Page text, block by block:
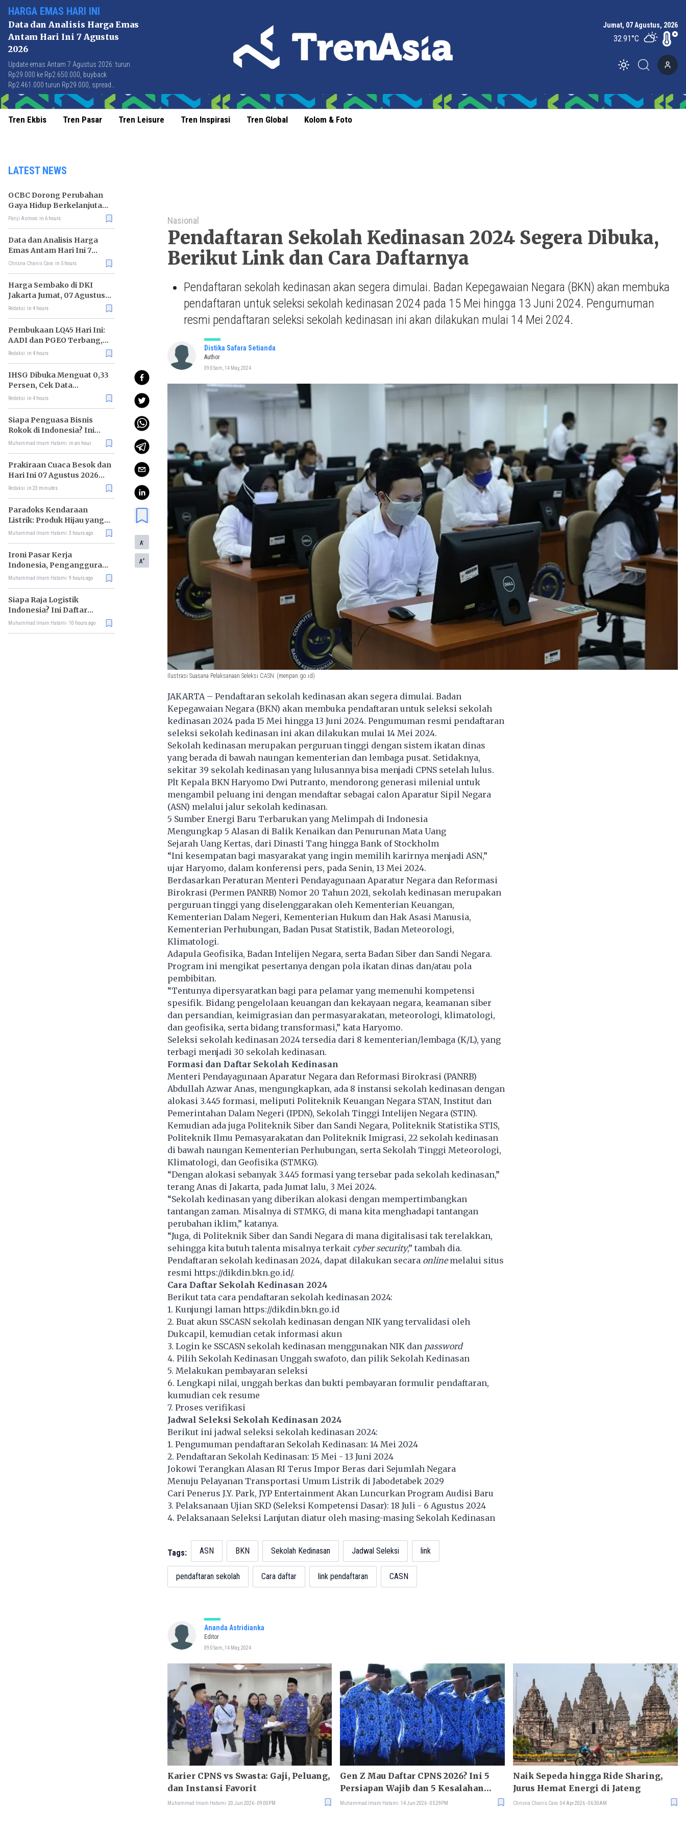
HARGA EMAS HARI INI
Data dan Analisis Harga Emas
Antam Hari Ini 7 Agustus
2026
Update emas Antam 7 Agustus 2026: turun
Rp29.000 ke Rp2.650.000, buyback
Rp2.461.000 turun Rp29.000, spread
Rp189.000 stabil di level terbaik sejak April
2026.
Jumat, 07 Agustus, 2026
32.91°C
Toggle theme
Tren Ekbis Tren Pasar Tren Leisure Tren Inspirasi Tren Global Kolom & Foto
LATEST NEWS
OCBC Dorong Perubahan
Gaya Hidup Berkelanjutan
melalui Program RISE
Panji Asmoro in 6 hours
Data dan Analisis Harga
Emas Antam Hari Ini 7
Agustus 2026
Chrisna Chanis Cara in 5 hours
Harga Sembako di DKI
Jakarta Jumat, 07 Agustus
2026, Daging Sapi Naik, Gas
Redaksi in 4 hours
Pembukaan LQ45 Hari Ini:
AADI dan PGEO Terbang,
HRTA Tiarap
Redaksi in 4 hours
IHSG Dibuka Menguat 0,33
Persen, Cek Data
Lengkapnya
Redaksi in 4 hours
Siapa Penguasa Bisnis
Rokok di Indonesia? Ini
Daftar Raja Industri
Muhammad Imam Hatami in an hour
Prakiraan Cuaca Besok dan
Hari Ini 07 Agustus 2026
untuk Wilayah DKI Jakarta
Redaksi in 23 minutes
Paradoks Kendaraan
Listrik: Produk Hijau yang
Ancam Hutan Tropis
Muhammad Imam Hatami 3 hours ago
Ironi Pasar Kerja
Indonesia, Pengangguran
Didominasi Lulusan SMK
Muhammad Imam Hatami 9 hours ago
Siapa Raja Logistik
Indonesia? Ini Daftar
Pemimpin Pasarnya
Muhammad Imam Hatami 10 hours ago
A-
A+
Nasional
Pendaftaran Sekolah Kedinasan 2024 Segera Dibuka,
Berikut Link dan Cara Daftarnya
Pendaftaran sekolah kedinasan akan segera dimulai. Badan Kepegawaian Negara (BKN) akan membuka
pendaftaran untuk seleksi sekolah kedinasan 2024 pada 15 Mei hingga 13 Juni 2024. Pengumuman
resmi pendaftaran seleksi sekolah kedinasan ini akan dilakukan mulai 14 Mei 2024.
Distika Safara Setianda
Author
09:05am, 14 May, 2024
Ilustrasi Suasana Pelaksanaan Seleksi CASN (menpan.go.id)
JAKARTA – Pendaftaran sekolah kedinasan akan segera dimulai. Badan
Kepegawaian Negara (BKN) akan membuka pendaftaran untuk seleksi sekolah
kedinasan 2024 pada 15 Mei hingga 13 Juni 2024. Pengumuman resmi pendaftaran
seleksi sekolah kedinasan ini akan dilakukan mulai 14 Mei 2024.
Sekolah kedinasan merupakan perguruan tinggi dengan sistem ikatan dinas
yang berada di bawah naungan kementerian dan lembaga pusat. Setidaknya,
sekitar 39 sekolah kedinasan yang lulusannya bisa menjadi CPNS setelah lulus.
Plt Kepala BKN Haryomo Dwi Putranto, mendorong generasi milenial untuk
mengambil peluang ini dengan mendaftar sebagai calon Aparatur Sipil Negara
(ASN) melalui jalur sekolah kedinasan.
5 Sumber Energi Baru Terbarukan yang Melimpah di Indonesia
Mengungkap 5 Alasan di Balik Kenaikan dan Penurunan Mata Uang
Sejarah Uang Kertas, dari Dinasti Tang hingga Bank of Stockholm
“Ini kesempatan bagi masyarakat yang ingin memilih karirnya menjadi ASN,”
ujar Haryomo, dalam konferensi pers, pada Senin, 13 Mei 2024.
Berdasarkan Peraturan Menteri Pendayagunaan Aparatur Negara dan Reformasi
Birokrasi (Permen PANRB) Nomor 20 Tahun 2021, sekolah kedinasan merupakan
perguruan tinggi yang diselenggarakan oleh Kementerian Keuangan,
Kementerian Dalam Negeri, Kementerian Hukum dan Hak Asasi Manusia,
Kementerian Perhubungan, Badan Pusat Statistik, Badan Meteorologi,
Klimatologi.
Adapula Geofisika, Badan Intelijen Negara, serta Badan Siber dan Sandi Negara.
Program ini mengikat pesertanya dengan pola ikatan dinas dan/atau pola
pembibitan.
“Tentunya dipersyaratkan bagi para pelamar yang memenuhi kompetensi
spesifik. Bidang pengelolaan keuangan dan kekayaan negara, keamanan siber
dan persandian, keimigrasian dan permasyarakatan, meteorologi, klimatologi,
dan geofisika, serta bidang transformasi,” kata Haryomo.
Seleksi sekolah kedinasan 2024 tersedia dari 8 kementerian/lembaga (K/L), yang
terbagi menjadi 30 sekolah kedinasan.
Formasi dan Daftar Sekolah Kedinasan
Menteri Pendayagunaan Aparatur Negara dan Reformasi Birokrasi (PANRB)
Abdullah Azwar Anas, mengungkapkan, ada 8 instansi sekolah kedinasan dengan
alokasi 3.445 formasi, meliputi Politeknik Keuangan Negara STAN, Institut dan
Pemerintahan Dalam Negeri (IPDN), Sekolah Tinggi Intelijen Negara (STIN).
Kemudian ada juga Politeknik Siber dan Sandi Negara, Politeknik Statistika STIS,
Politeknik Ilmu Pemasyarakatan dan Politeknik Imigrasi, 22 sekolah kedinasan
di bawah naungan Kementerian Perhubungan, serta Sekolah Tinggi Meteorologi,
Klimatologi, dan Geofisika (STMKG).
“Dengan alokasi sebanyak 3.445 formasi yang tersebar pada sekolah kedinasan,”
terang Anas di Jakarta, pada Jumat lalu, 3 Mei 2024.
“Sekolah kedinasan yang diberikan alokasi dengan mempertimbangkan
tantangan zaman. Misalnya di STMKG, di mana kita menghadapi tantangan
perubahan iklim,” katanya.
“Juga, di Politeknik Siber dan Sandi Negara di mana digitalisasi tak terelakkan,
sehingga kita butuh talenta misalnya terkait cyber security,” tambah dia.
Pendaftaran sekolah kedinasan 2024, dapat dilakukan secara onlinemelalui situs
resmi https://dikdin.bkn.go.id/.
Cara Daftar Sekolah Kedinasan 2024
Berikut tata cara pendaftaran sekolah kedinasan 2024:
1. Kunjungi laman https://dikdin.bkn.go.id
2. Buat akun SSCASN sekolah kedinasan dengan NIK yang tervalidasi oleh
Dukcapil, kemudian cetak informasi akun
3. Login ke SSCASN sekolah kedinasan menggunakan NIK dan password
4. Pilih Sekolah Kedinasan Unggah swafoto, dan pilik Sekolah Kedinasan
5. Melakukan pembayaran seleksi
6. Lengkapi nilai, unggah berkas dan bukti pembayaran formulir pendaftaran,
kumudian cek resume
7. Proses verifikasi
Jadwal Seleksi Sekolah Kedinasan 2024
Berikut ini jadwal seleksi sekolah kedinasan 2024:
1. Pengumuman pendaftaran Sekolah Kedinasan: 14 Mei 2024
2. Pendaftaran Sekolah Kedinasan: 15 Mei - 13 Juni 2024
Jokowi Terangkan Alasan RI Terus Impor Beras dari Sejumlah Negara
Menuju Pelayanan Transportasi Umum Listrik di Jabodetabek 2029
Cari Penerus J.Y. Park, JYP Entertainment Akan Luncurkan Program Audisi Baru
3. Pelaksanaan Ujian SKD (Seleksi Kompetensi Dasar): 18 Juli - 6 Agustus 2024
4. Pelaksanaan Seleksi Lanjutan diatur oleh masing-masing Sekolah Kedinasan
Tags: ASN BKN Sekolah Kedinasan Jadwal Seleksi link
pendaftaran sekolah Cara daftar link pendaftaran CASN
Ananda Astridianka
Editor
09:05am, 14 May, 2024
Karier CPNS vs Swasta: Gaji, Peluang,
dan Instansi Favorit
Muhammad Imam Hatami 20 Jun 2026 - 09:00PM
Gen Z Mau Daftar CPNS 2026? Ini 5
Persiapan Wajib dan 5 Kesalahan
Pendaftar
Muhammad Imam Hatami 14 Jun 2026 - 05:29PM
Naik Sepeda hingga Ride Sharing,
Jurus Hemat Energi di Jateng
Chrisna Chanis Cara 04 Apr 2026 - 06:30AM